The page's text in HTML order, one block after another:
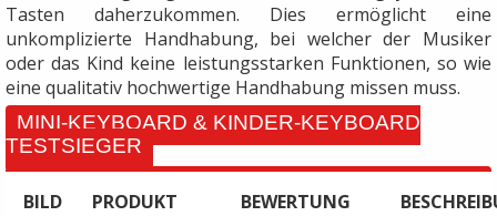
Tasten daherzukommen. Dies ermöglicht eine
unkomplizierte Handhabung, bei welcher der Musiker
oder das Kind keine leistungsstarken Funktionen, so wie
eine qualitativ hochwertige Handhabung missen muss.
MINI-KEYBOARD & KINDER-KEYBOARD
TESTSIEGER
BILD PRODUKT BEWERTUNG